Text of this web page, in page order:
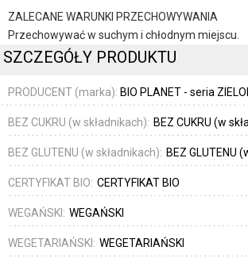
ZALECANE WARUNKI PRZECHOWYWANIA
Przechowywać w suchym i chłodnym miejscu.
SZCZEGÓŁY PRODUKTU
PRODUCENT (marka): BIO PLANET - seria
BEZ CUKRU (w składnikach): BEZ CUKRU (w
BEZ GLUTENU (w składnikach): BEZ GLUTENU
CERTYFIKAT BIO: CERTYFIKAT BIO
WEGAŃSKI: WEGAŃSKI
WEGETARIAŃSKI: WEGETARIAŃSKI